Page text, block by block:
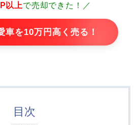
以上で売却できた！／
車を10万円高く売る！
目次